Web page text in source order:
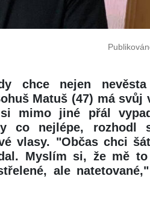
chce nejen nevěsta
Matuš (47) má svůj
mimo jiné přál
co nejlépe, rozhodl
vlasy. "Občas chci
Myslím si, že mě
ale